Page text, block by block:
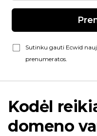
Sutinku gauti Ecwid
prenumeratos.
Kodėl
domeno